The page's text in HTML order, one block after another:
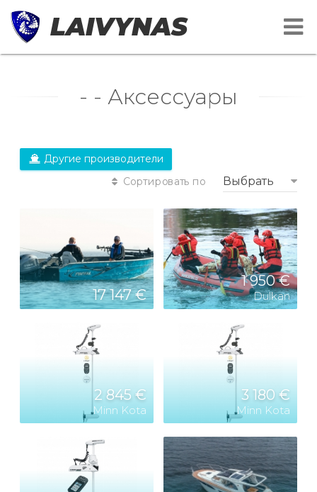
LAIVYNAS
- - Аксессуары
Другие производители
Сортировать по Выбрать
17 147 €
1 950 €
Dulkan
2 845 €
Minn Kota
3 180 €
Minn Kota